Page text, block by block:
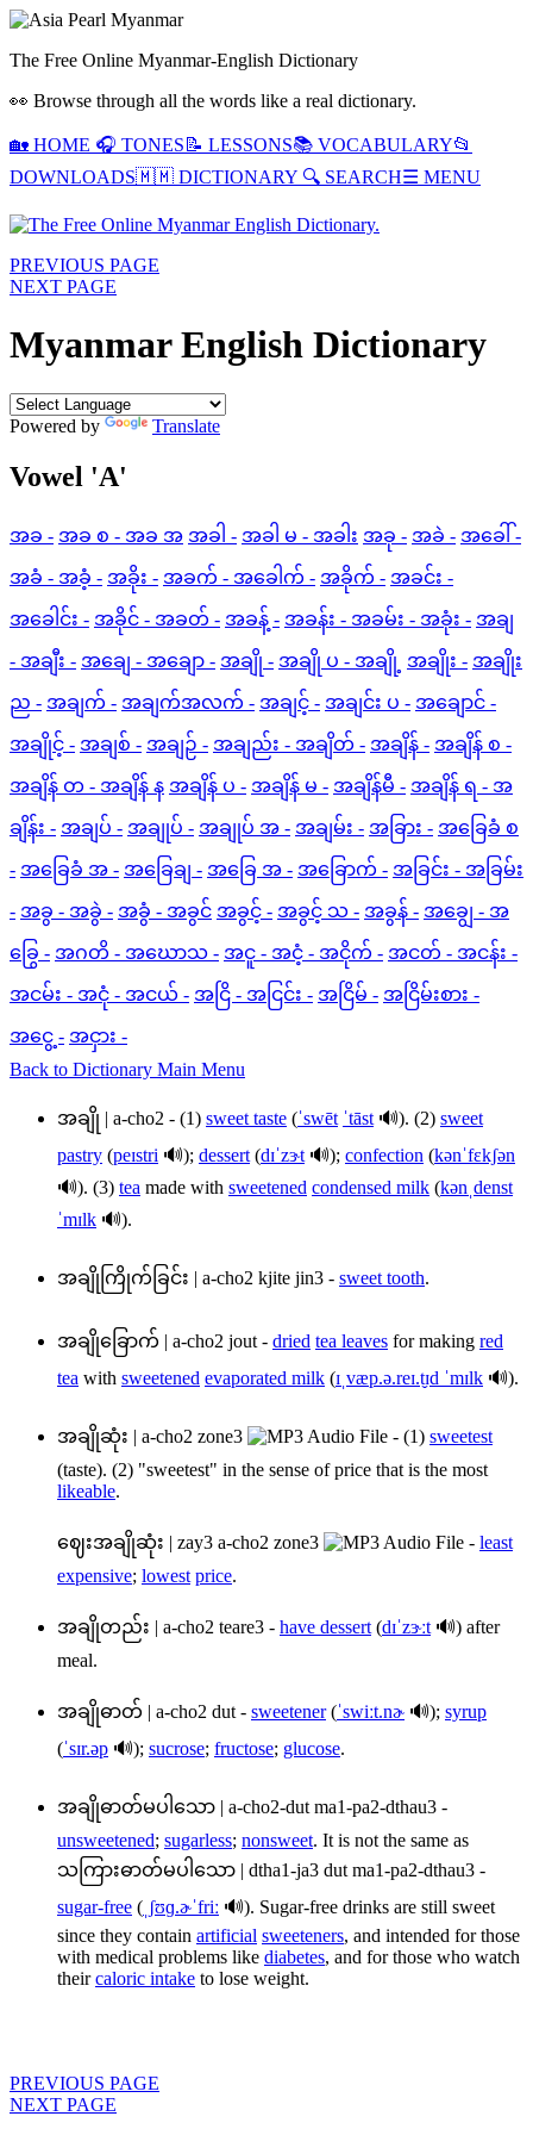
The Free Online Myanmar-English Dictionary
👀 Browse through all the words like a real dictionary.
🏡 HOME 🎧 TONES 📝 LESSONS📚 VOCABULARY📂
DOWNLOADS🇲🇲 DICTIONARY 🔍 SEARCH☰ MENU
PREVIOUS PAGE
NEXT PAGE
Myanmar English Dictionary
Powered by Translate
Vowel 'A'
အခ - အခ စ - အခ အ အခါ - အခါ မ - အခါး အခု - အခဲ - အခေါ် -
အခံ - အခံ့ - အခိုး - အခက် - အခေါက် - အခိုက် - အခင်း -
အခေါင်း - အခိုင် - အခတ် - အခန့် - အခန်း - အခမ်း - အခုံး - အချ
- အချီး - အချေ - အချော - အချို - အချို ပ - အချို့ အချိုး - အချိုး
ည - အချက် - အချက်အလက် - အချင့် - အချင်း ပ - အချောင် -
အချိုင့် - အချစ် - အချဉ် - အချည်း - အချိတ် - အချိန် - အချိန် စ -
အချိန် တ - အချိန် န အချိန် ပ - အချိန် မ - အချိန်မီ - အချိန် ရ - အ
ချိန်း - အချပ် - အချုပ် - အချုပ် အ - အချမ်း - အခြား - အခြေခံ စ
- အခြေခံ အ - အခြေချ - အခြေ အ - အခြောက် - အခြင်း - အခြမ်း
- အခွ - အခွဲ - အခွံ - အခွင် အခွင့် - အခွင့် သ - အခွန် - အချွေ - အ
ခြွေ - အဂတိ - အဃောသ - အငူ - အငံ့ - အငိုက် - အငတ် - အငန်း -
အငမ်း - အငုံ - အငယ် - အငြိ - အငြင်း - အငြိမ် - အငြိမ်းစား -
အငွေ့ - အငှား -
Back to Dictionary Main Menu
အချို | a-cho2 - (1) sweet taste (ˈswēt ˈtāst 🔊). (2) sweet
pastry (peɪstri 🔊); dessert (dɪˈzɝt 🔊); confection (kənˈfɛkʃən
🔊). (3) tea made with sweetened condensed milk (kənˌdenst
ˈmɪlk 🔊).
အချိုကြိုက်ခြင်း | a-cho2 kjite jin3 - sweet tooth.
အချိုခြောက် | a-cho2 jout - dried tea leaves for making red
tea with sweetened evaporated milk (ɪˌvæp.ə.reɪ.t̬ɪd ˈmɪlk 🔊).
အချိုဆုံး | a-cho2 zone3 - (1) sweetest
(taste). (2) "sweetest" in the sense of price that is the most
likeable.
ဈေးအချိုဆုံး | zay3 a-cho2 zone3 - least
expensive; lowest price.
အချိုတည်း | a-cho2 teare3 - have dessert (dɪˈzɝːt 🔊) after
meal.
အချိုဓာတ် | a-cho2 dut - sweetener(ˈswiːt.nɚ 🔊); syrup
(ˈsɪr.əp 🔊); sucrose; fructose; glucose.
အချိုဓာတ်မပါသော | a-cho2-dut ma1-pa2-dthau3 -
unsweetened; sugarless; nonsweet. It is not the same as
သကြားဓာတ်မပါသော | dtha1-ja3 dut ma1-pa2-dthau3 -
sugar-free ( ˌʃʊɡ.ɚˈfriː 🔊). Sugar-free drinks are still sweet
since they contain artificial sweeteners, and intended for those
with medical problems like diabetes, and for those who watch
theircaloric intake to lose weight.
PREVIOUS PAGE
NEXT PAGE